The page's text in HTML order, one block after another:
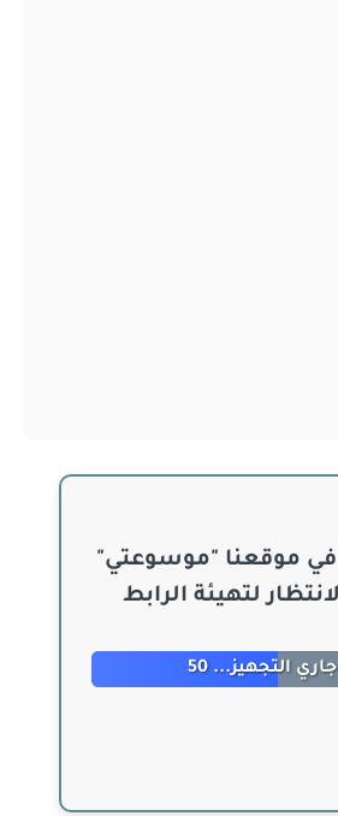
في موقعنا "موسوعتي"
لتهيئة الرابط